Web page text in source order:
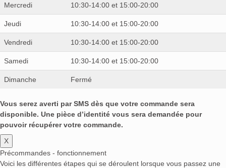
Mercredi 10:30-14:00 et 15:00-20:00
Jeudi 10:30-14:00 et 15:00-20:00
Vendredi 10:30-14:00 et 15:00-20:00
Samedi 10:30-14:00 et 15:00-20:00
Dimanche Fermé
Vous serez averti par SMS dès que votre commande sera
disponible. Une pièce d’identité vous sera demandée pour
pouvoir récupérer votre commande.
X
Précommandes - fonctionnement
Voici les différentes étapes qui se déroulent lorsque vous passez une